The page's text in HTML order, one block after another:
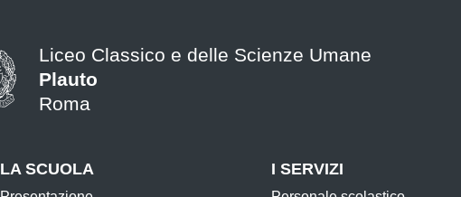
Liceo Classico e delle Scienze Umane
Plauto
Roma
LA SCUOLA I SERVIZI